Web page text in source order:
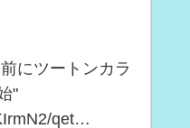
にツートンカラ
"
qet…